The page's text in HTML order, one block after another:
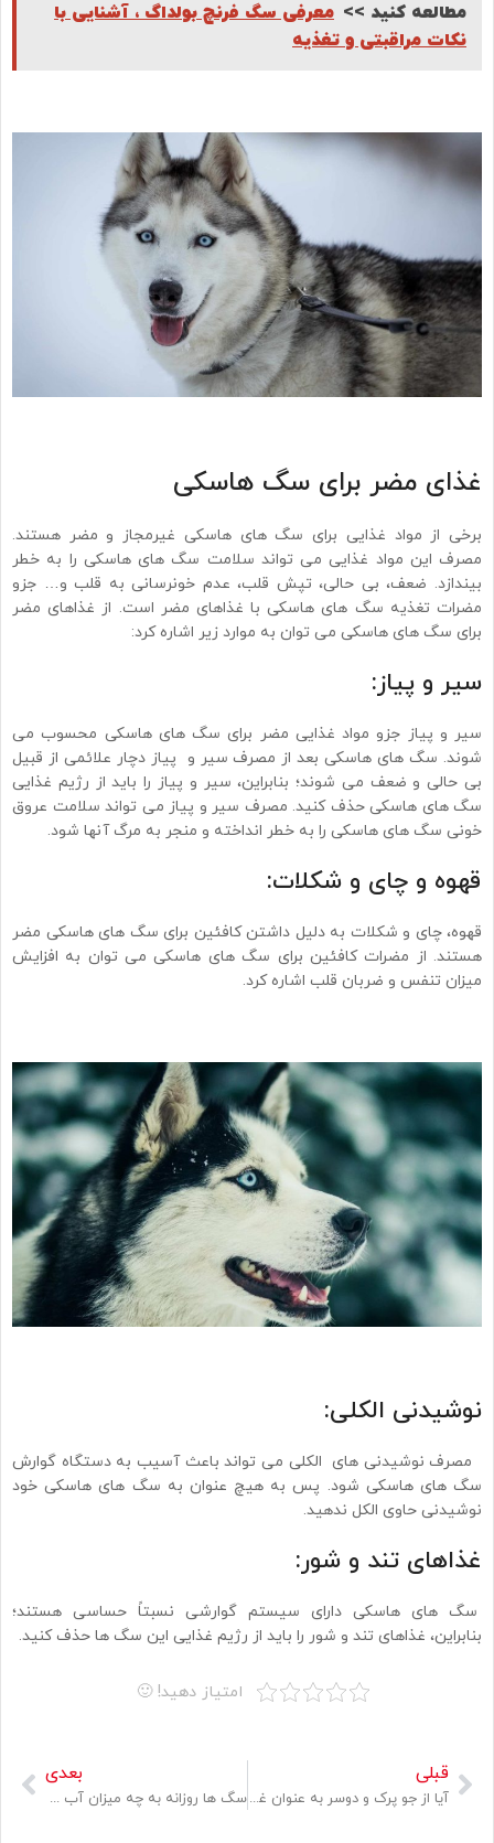
مطالعه کنید >> معرفی سگ فرنچ بولداگ ، آشنایی با
نکات مراقبتی و تغذیه
غذای مضر برای سگ هاسکی
برخی از مواد غذایی برای سگ های هاسکی غیرمجاز و مضر هستند.
مصرف این مواد غذایی می تواند سلامت سگ های هاسکی را به خطر
بیندازد. ضعف، بی حالی، تپش قلب، عدم خونرسانی به قلب و… جزو
مضرات تغذیه سگ های هاسکی با غذاهای مضر است. از غذاهای مضر
برای سگ های هاسکی می توان به موارد زیر اشاره کرد:
سیر و پیاز:
سیر و پیاز جزو مواد غذایی مضر برای سگ های هاسکی محسوب می
شوند. سگ های هاسکی بعد از مصرف سیر و پیاز دچار علائمی از قبیل
بی حالی و ضعف می شوند؛ بنابراین، سیر و پیاز را باید از رژیم غذایی
سگ های هاسکی حذف کنید. مصرف سیر و پیاز می تواند سلامت عروق
خونی سگ های هاسکی را به خطر انداخته و منجر به مرگ آنها شود.
قهوه و چای و شکلات:
قهوه، چای و شکلات به دلیل داشتن کافئین برای سگ های هاسکی مضر
هستند. از مضرات کافئین برای سگ های ‏هاسکی می توان به افزایش
میزان تنفس و ضربان قلب اشاره کرد.
نوشیدنی الکلی:
مصرف نوشیدنی های الکلی می تواند باعث آسیب به دستگاه گوارش
سگ های هاسکی شود. پس به هیچ عنوان به سگ های هاسکی خود
نوشیدنی حاوی الکل ندهید.
غذاهای تند و شور:
سگ های هاسکی دارای سیستم گوارشی نسبتاً حساسی هستند؛
بنابراین، غذاهای تند و شور را باید از رژیم غذایی این سگ ها حذف کنید.
امتیاز دهید! 🙂
قبلی
آیا از جو پرک و دوسر به عنوان غذا سگ و گربه می شود استفاده کرد؟
بعدی
سگ ها روزانه به چه میزان آب نیاز دارند